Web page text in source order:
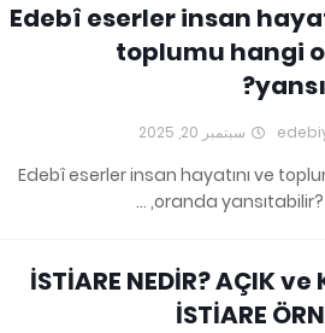
Edebî eserler insan
toplumu hangi
سبتمبر 20, 2025
Edebî eserler insan hayatını ve
oranda yansıtabilir?
İSTİARE NEDİR? AÇIK ve
İSTİARE